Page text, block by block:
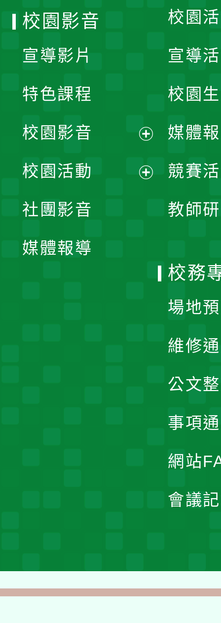
校園
宣導
校園
媒體
競賽
教師
校園影音
宣導影片
特色課程
校園影音
開
校園活動
社團影音
媒體報導
校務
場地
維修
公文
事項
網站
會議